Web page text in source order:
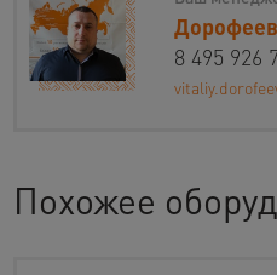
8 495 926
Похожее